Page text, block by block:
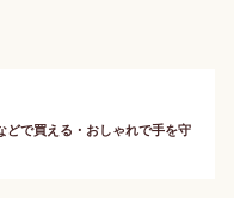
どで買える・おしゃれで手を守